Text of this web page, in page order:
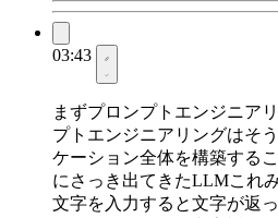
03:43
まずプロンプトエンジニア
プトエンジニアリングはそ
ケーション全体を構築する
にさっき出てきたLLMこれ
文字を入力すると文字が返